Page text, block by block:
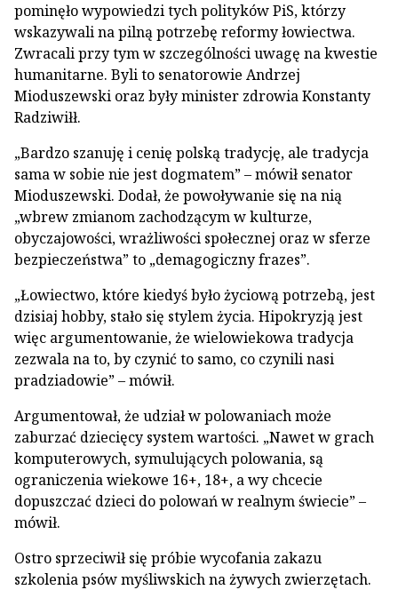
pominęło wypowiedzi tych polityków PiS, którzy
wskazywali na pilną potrzebę reformy łowiectwa.
Zwracali przy tym w szczególności uwagę na kwestie
humanitarne. Byli to senatorowie Andrzej
Mioduszewski oraz były minister zdrowia Konstanty
Radziwiłł.
„Bardzo szanuję i cenię polską tradycję, ale tradycja
sama w sobie nie jest dogmatem” – mówił senator
Mioduszewski. Dodał, że powoływanie się na nią
„wbrew zmianom zachodzącym w kulturze,
obyczajowości, wrażliwości społecznej oraz w sferze
bezpieczeństwa” to „demagogiczny frazes”.
„Łowiectwo, które kiedyś było życiową potrzebą, jest
dzisiaj hobby, stało się stylem życia. Hipokryzją jest
więc argumentowanie, że wielowiekowa tradycja
zezwala na to, by czynić to samo, co czynili nasi
pradziadowie” – mówił.
Argumentował, że udział w polowaniach może
zaburzać dziecięcy system wartości. „Nawet w grach
komputerowych, symulujących polowania, są
ograniczenia wiekowe 16+, 18+, a wy chcecie
dopuszczać dzieci do polowań w realnym świecie” –
mówił.
Ostro sprzeciwił się próbie wycofania zakazu
szkolenia psów myśliwskich na żywych zwierzętach.